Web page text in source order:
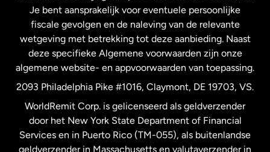
Spanje
Verenigd Koninkrijk
Verenigde Staten English
Verenigde Staten Español
Je bent aansprakelijk voor eventuele persoonlijke
fiscale gevolgen en de naleving van de relevante
wetgeving met betrekking tot deze aanbieding. Naast
deze specifieke Algemene voorwaarden zijn onze
algemene website- en appvoorwaarden van toepassing.
2093 Philadelphia Pike #1016, Claymont, DE 19703, VS.
WorldRemit Corp. is gelicenseerd als geldverzender
door het New York State Department of Financial
Services en in Puerto Rico (TM-055), als buitenlandse
geldverzender in Massachusetts en valutaverzender in